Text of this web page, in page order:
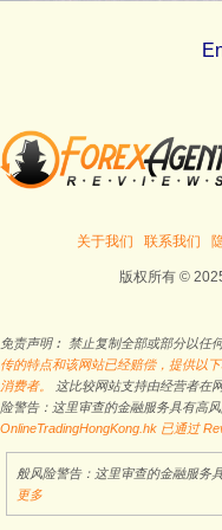
关于我们 联系我们
版权所有 ©
免责声明︰ 禁止复制全部或部分以任
传的特点和该网站已经赔偿，提供以
消费者。
这比较网站支持由经营者在
险警告：这里审查的金融服务具有高
OnlineTradingHongKong.hk 已通过
般风险警告：这里审查的金融服务
更多